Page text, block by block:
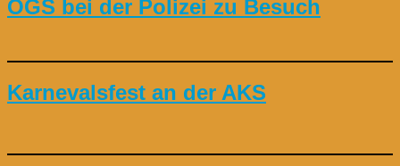
OGS bei der Polizei zu Besuch
Karnevalsfest an der AKS